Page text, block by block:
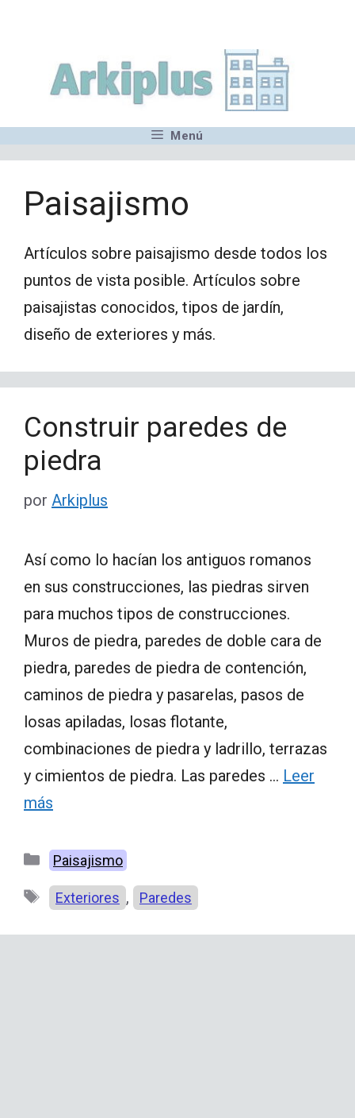
contenido
Menú
Paisajismo
Artículos sobre paisajismo desde todos los
puntos de vista posible. Artículos sobre
paisajistas conocidos, tipos de jardín,
diseño de exteriores y más.
Construir paredes de
piedra
por Arkiplus
Así como lo hacían los antiguos romanos
en sus construcciones, las piedras sirven
para muchos tipos de construcciones.
Muros de piedra, paredes de doble cara de
piedra, paredes de piedra de contención,
caminos de piedra y pasarelas, pasos de
losas apiladas, losas flotante,
combinaciones de piedra y ladrillo, terrazas
y cimientos de piedra. Las paredes … Leer
más
Categorías
Paisajismo
Etiquetas
Exteriores , Paredes